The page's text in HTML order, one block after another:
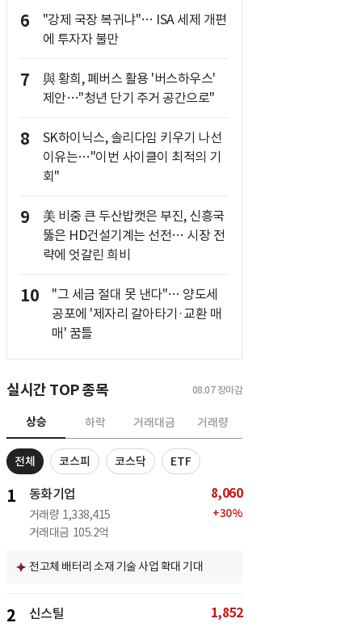
6
"강제 국장 복귀냐"… ISA 세제 개편
에 투자자 불만
7
與 황희, 폐버스 활용 '버스하우스'
제안…"청년 단기 주거 공간으로"
8
SK하이닉스, 솔리다임 키우기 나선
이유는…"이번 사이클이 최적의 기
회"
9
美 비중 큰 두산밥캣은 부진, 신흥국
뚫은 HD건설기계는 선전… 시장 전
략에 엇갈린 희비
10
"그 세금 절대 못 낸다"… 양도세
공포에 '제자리 갈아타기·교환 매
매' 꿈틀
실시간 TOP 종목 08.07 장마감
상승 하락 거래대금 거래량
전체 코스피 코스닥 ETF
1 동화기업
거래량 1,338,415
거래대금 105.2억
8,060
+30%
전고체 배터리 소재 기술 사업 확대 기대
2 신스틸 1,852